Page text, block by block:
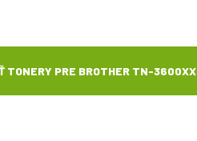
TONERY PRE BROTHER TN-